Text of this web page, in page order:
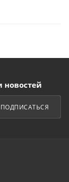
новостей
ПОДПИСАТЬСЯ